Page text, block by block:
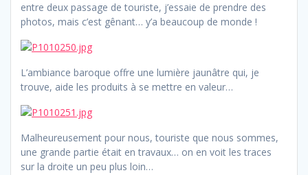
entre deux passage de touriste, j’essaie de prendre des
photos, mais c’est gênant… y’a beaucoup de monde !
L’ambiance baroque offre une lumière jaunâtre qui, je
trouve, aide les produits à se mettre en valeur…
Malheureusement pour nous, touriste que nous sommes,
une grande partie était en travaux… on en voit les traces
sur la droite un peu plus loin…